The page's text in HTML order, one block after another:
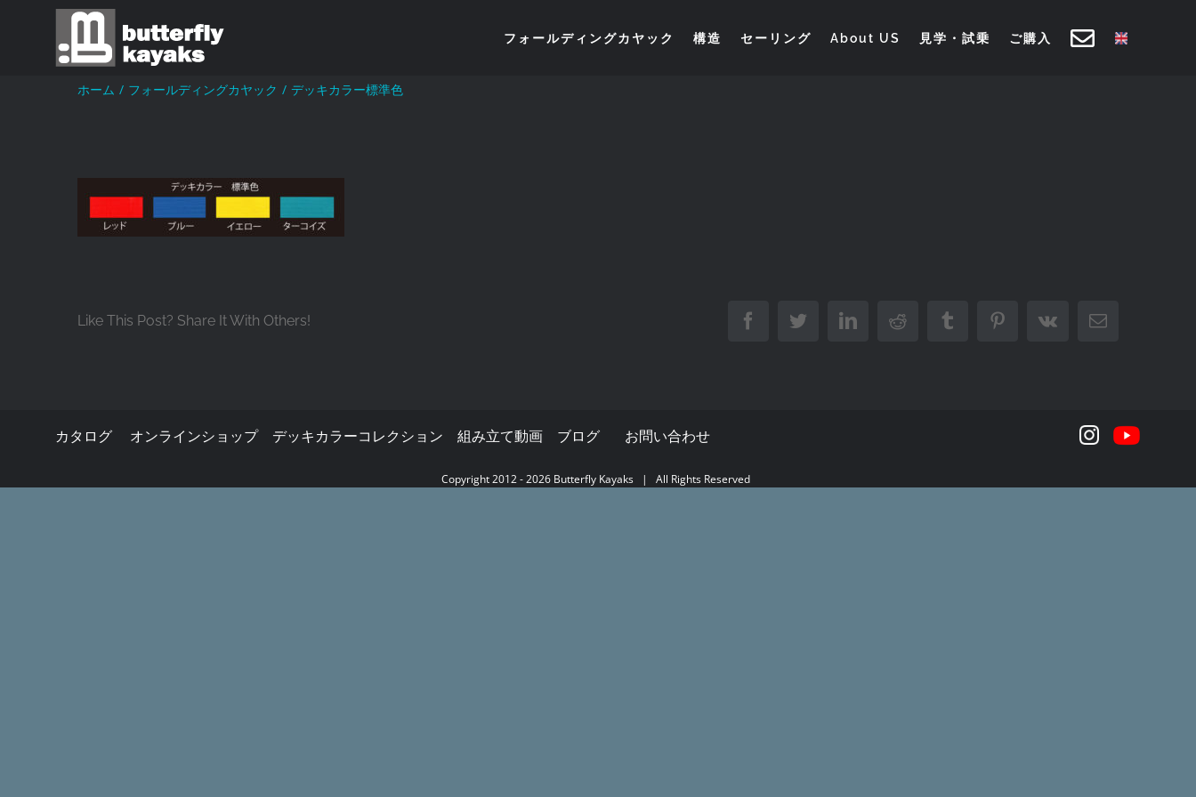
フォールディングカヤック 構造 セーリング About US 見学・試乗 ご購入
ホーム / フォールディングカヤック / デッキカラー標準色
Like This Post? Share It With Others! FacebookTwitterLinkedInReddit Tumblr PinterestVk Email
カタログ オンラインショップ デッキカラーコレクション 組み立て動画 ブログ お問い合わせ
Copyright 2012 -2026 Butterfly Kayaks| All Rights Reserved